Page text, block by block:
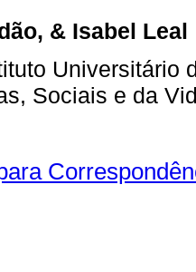
& Isabel Leal
Universitário
Sociais e da